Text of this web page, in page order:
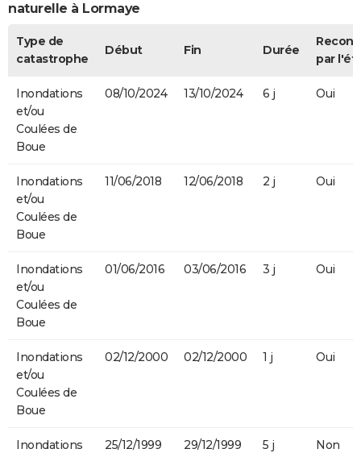
naturelle à Lormaye
Type de
catastrophe
Début Fin Durée
par
Inondations
et/ou
Coulées de
Boue
08/10/2024 13/10/2024 6 j Oui
Inondations
et/ou
Coulées de
Boue
11/06/2018 12/06/2018 2 j Oui
Inondations
et/ou
Coulées de
Boue
01/06/2016 03/06/2016 3 j Oui
Inondations
et/ou
Coulées de
Boue
02/12/2000 02/12/2000 1 j Oui
Inondations
25/12/1999 29/12/1999 5 j Non